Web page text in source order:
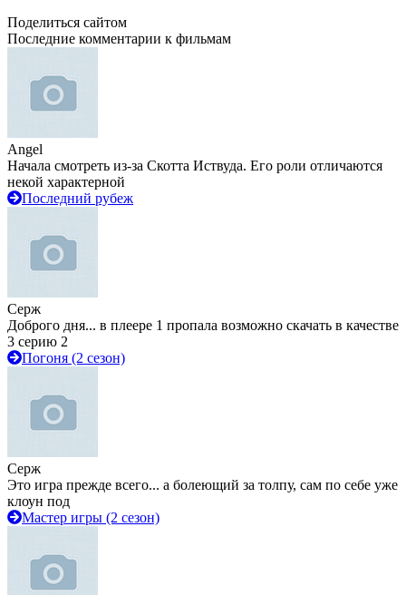
Поделиться сайтом
Последние комментарии к фильмам
Angel
Начала смотреть из-за Скотта Иствуда. Его роли отличаются
некой характерной
Последний рубеж
Серж
Доброго дня... в плеере 1 пропала возможно скачать в качестве
3 серию 2
Погоня (2 сезон)
Серж
Это игра прежде всего... а болеющий за толпу, сам по себе уже
клоун под
Мастер игры (2 сезон)